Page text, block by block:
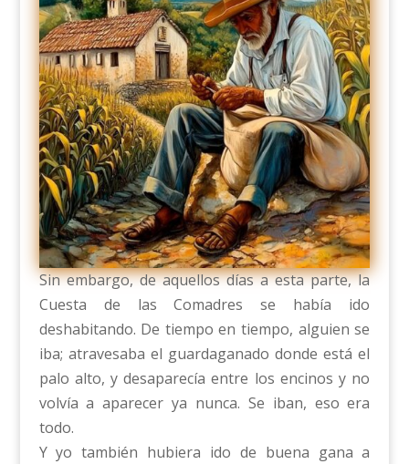
Sin embargo, de aquellos días a esta parte, la
Cuesta de las Comadres se había ido
deshabitando. De tiempo en tiempo, alguien se
iba; atravesaba el guardaganado donde está el
palo alto, y desaparecía entre los encinos y no
volvía a aparecer ya nunca. Se iban, eso era
todo.
Y yo también hubiera ido de buena gana a